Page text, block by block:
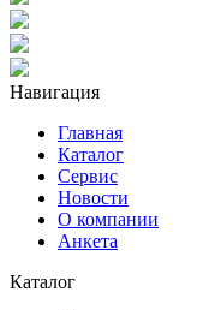
Навигация
Главная
Каталог
Сервис
Новости
О компании
Анкета
Каталог